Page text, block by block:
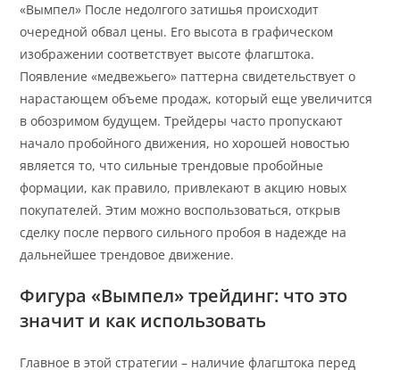
«Вымпел» После недолгого затишья происходит
очередной обвал цены. Его высота в графическом
изображении соответствует высоте флагштока.
Появление «медвежьего» паттерна свидетельствует о
нарастающем объеме продаж, который еще увеличится
в обозримом будущем. Трейдеры часто пропускают
начало пробойного движения, но хорошей новостью
является то, что сильные трендовые пробойные
формации, как правило, привлекают в акцию новых
покупателей. Этим можно воспользоваться, открыв
сделку после первого сильного пробоя в надежде на
дальнейшее трендовое движение.
Фигура «Вымпел» трейдинг: что это
значит и как использовать
Главное в этой стратегии – наличие флагштока перед